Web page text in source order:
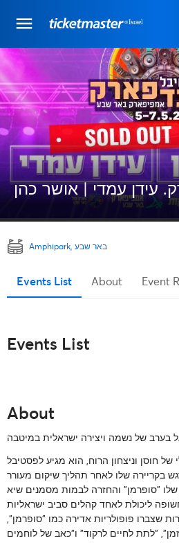
עידן עמדי | אושר כהן
Amphipark, באר שבע
Events List About Event
Events List
About
חוסן וניצחון הרוח, הוא מגיע לפסטיבל
בקריירה שלו לאחר תהליך שיקום מעורר
"סופרמן" והחזרה לבמות מסמנים שיא
ליכולת לאחד קהלים סביב ישראליות
שצברו פופולריות אדירה כמו "סופרמן",